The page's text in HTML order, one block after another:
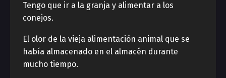
Tengo que ir a la granja y alimentar a los
conejos.
El olor de la vieja alimentación animal que se
había almacenado en el almacén durante
mucho tiempo.